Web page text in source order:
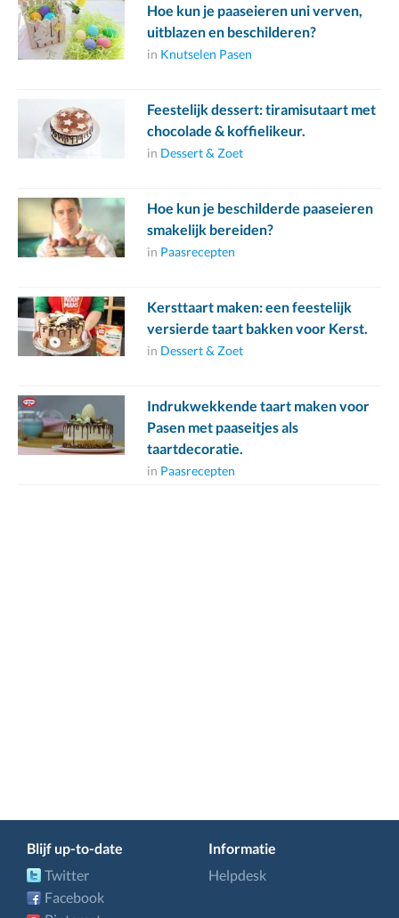
Hoe kun je paaseieren uni verven,
uitblazen en beschilderen?
in Knutselen Pasen
Feestelijk dessert: tiramisutaart met
chocolade & koffielikeur.
in Dessert & Zoet
Hoe kun je beschilderde paaseieren
smakelijk bereiden?
in Paasrecepten
Kersttaart maken: een feestelijk
versierde taart bakken voor Kerst.
in Dessert & Zoet
Indrukwekkende taart maken voor
Pasen met paaseitjes als
taartdecoratie.
in Paasrecepten
Blijf up-to-date
Twitter
Facebook
Informatie
Helpdesk